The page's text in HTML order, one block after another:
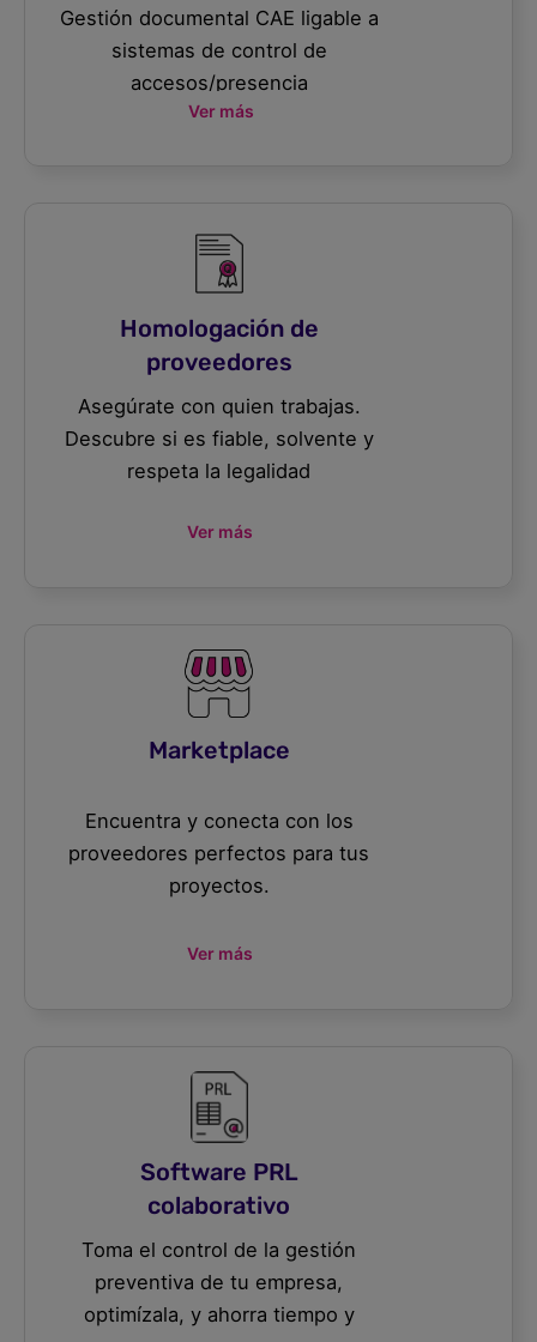
Gestión documental CAE ligable a
sistemas de control de
accesos/presencia
Ver más
Homologación de
proveedores
Asegúrate con quien trabajas.
Descubre si es fiable, solvente y
respeta la legalidad
Ver más
Marketplace
Encuentra y conecta con los
proveedores perfectos para tus
proyectos.
Ver más
Software PRL
colaborativo
Toma el control de la gestión
preventiva de tu empresa,
optimízala, y ahorra tiempo y